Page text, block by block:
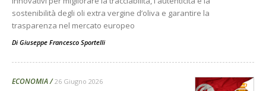
sostenibilità degli oli extra vergine d’oliva e garantire la
trasparenza nel mercato europeo
Di Giuseppe Francesco Sportelli
ECONOMIA 26 Giugno 2026